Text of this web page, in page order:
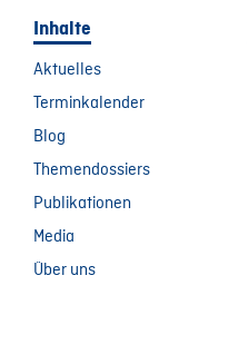
Inhalte
Aktuelles
Terminkalender
Blog
Themendossiers
Publikationen
Media
Über uns